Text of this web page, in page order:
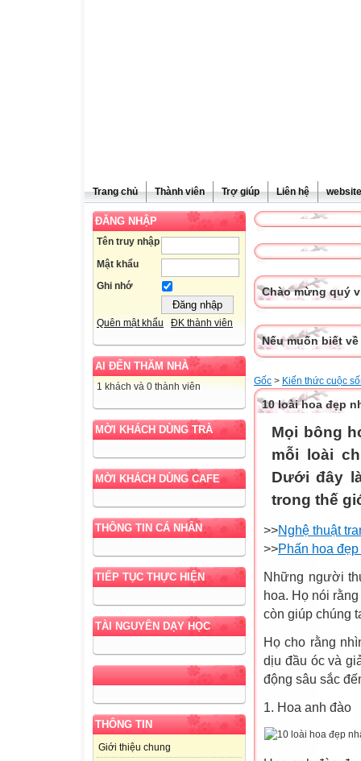
Trang chủ Thành viên Trợ giúp Liên hệ
ĐĂNG NHẬP
Tên truy nhập
Mật khẩu
Ghi nhớ
Quên mật khẩu ĐK thành viên
AI ĐẾN THĂM NHÀ
1 khách và 0 thành viên
MỜI KHÁCH DÙNG TRÀ
MỜI KHÁCH DÙNG CAFE
THÔNG TIN CÁ NHÂN
TIẾP TỤC THỰC HIỆN
TÀI NGUYÊN DẠY HỌC
THÔNG TIN
Giới thiệu chung
Chào mừng quý
Nếu muốn biết
Gốc > Kiến thức cuộc
10 loài hoa đẹp
Mọi bông
mỗi loài
Dưới đây
trong thế
>>Nghệ thuật
>>Phấn hoa
Những người
hoa. Họ nói
còn giúp chúng
Họ cho rằng
dịu đầu óc và
động sâu sắc
1. Hoa anh đào